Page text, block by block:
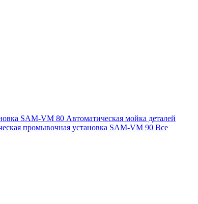
SAM-VM 80 Автоматическая мойка деталей
промывочная установка SAM-VM 90 Все